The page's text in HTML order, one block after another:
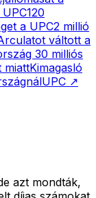
120
a UPC2 millió
váltott a
30 milliós
miattKimagasló
UPC ↗
azt mondták,